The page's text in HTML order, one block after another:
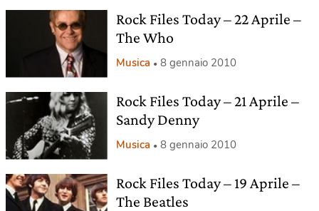
Rock Files Today – 22 Aprile –
The Who
Musica 8 gennaio 2010
Rock Files Today – 21 Aprile –
Sandy Denny
Musica 8 gennaio 2010
Rock Files Today – 19 Aprile –
The Beatles